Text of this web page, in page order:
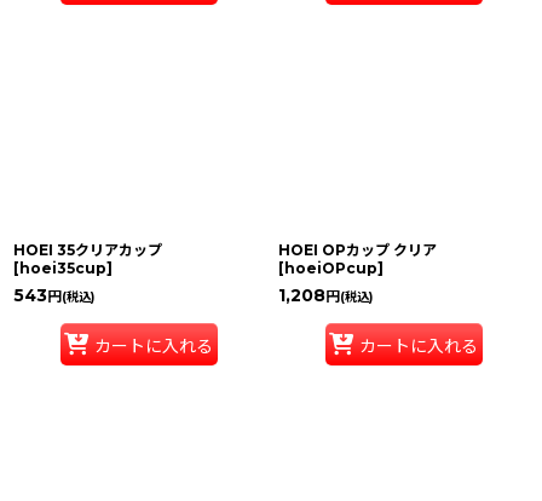
HOEI 35クリアカップ
[ hoei35cup]
543円 (税込)
カートに入れる
HOEI OPカップ クリア
[ hoeiOPcup]
1,208円 (税込)
カートに入れる